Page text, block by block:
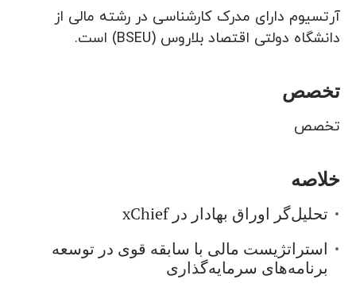
آرتسیوم دارای مدرک کارشناسی در رشته مالی از
دانشگاه دولتی اقتصاد بلاروس (BSEU) است.
تخصص
تخصص
خلاصه
تحلیل‌گر اوراق بهادار در xChief
استراتژیست مالی با سابقه قوی در توسعه
برنامه‌های سرمایه‌گذاری